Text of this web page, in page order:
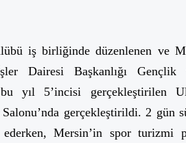
iş birliğinde düzenlenen ve
Dairesi Başkanlığı
bu yıl 5’incisi gerçekleştirilen
gerçekleştirildi. 2 gün
ederken, Mersin’in spor